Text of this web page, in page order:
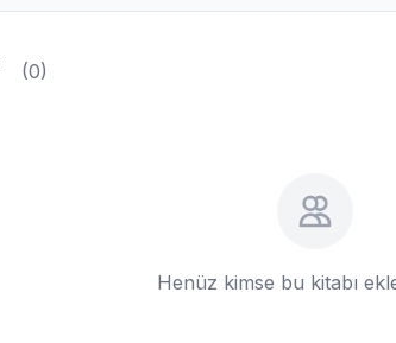
(0)
Henüz kimse bu kitabı